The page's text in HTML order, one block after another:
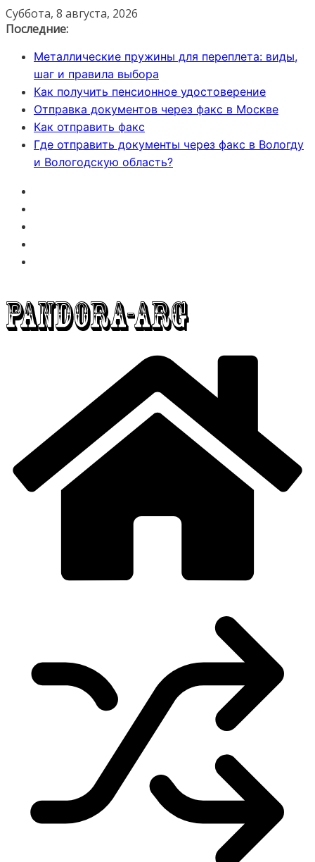
Перейти
к
Суббота, 8 августа, 2026
Последние:
Металлические пружины для переплета: виды,
шаг и правила выбора
Как получить пенсионное удостоверение
Отправка документов через факс в Москве
Как отправить факс
Где отправить документы через факс в Вологду
и Вологодскую область?